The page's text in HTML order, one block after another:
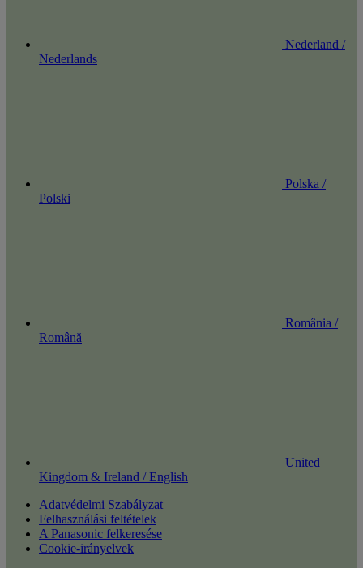
Nederland /
Nederlands
Polska /
Polski
România /
Română
United
Kingdom & Ireland / English
Adatvédelmi Szabályzat
Felhasználási feltételek
A Panasonic felkeresése
Cookie-irányelvek